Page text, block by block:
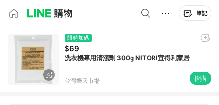
筆記
限時加碼
$69
洗衣機專用清潔劑 300g NITORI宜得利家居
台灣樂天市場 搶購